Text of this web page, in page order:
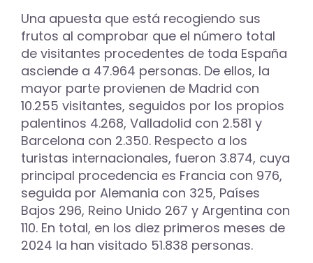
Una apuesta que está recogiendo sus
frutos al comprobar que el número total
de visitantes procedentes de toda España
asciende a 47.964 personas. De ellos, la
mayor parte provienen de Madrid con
10.255 visitantes, seguidos por los propios
palentinos 4.268, Valladolid con 2.581 y
Barcelona con 2.350. Respecto a los
turistas internacionales, fueron 3.874, cuya
principal procedencia es Francia con 976,
seguida por Alemania con 325, Países
Bajos 296, Reino Unido 267 y Argentina con
110. En total, en los diez primeros meses de
2024 la han visitado 51.838 personas.